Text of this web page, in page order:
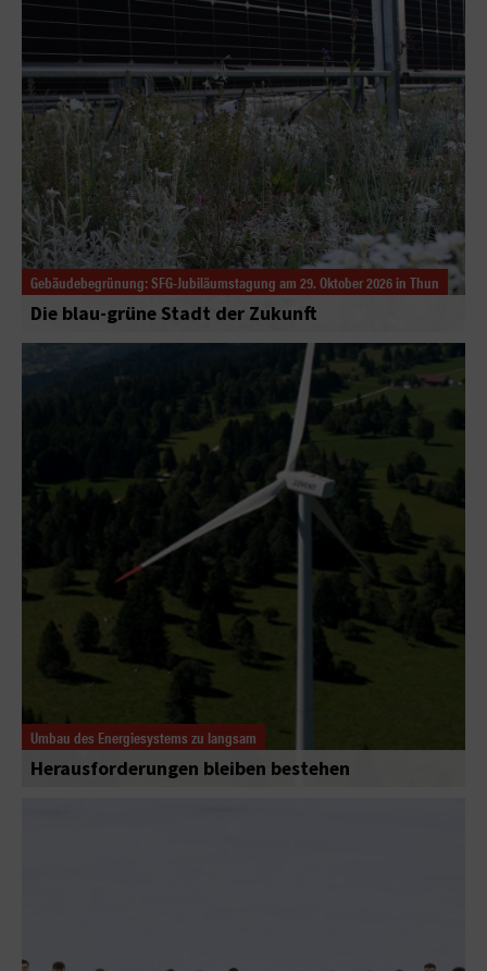
Gebäudebegrünung: SFG-Jubiläumstagung am 29. Oktober 2026 in Thun
Die blau-grüne Stadt der Zukunft
Umbau des Energiesystems zu langsam
Herausforderungen bleiben bestehen